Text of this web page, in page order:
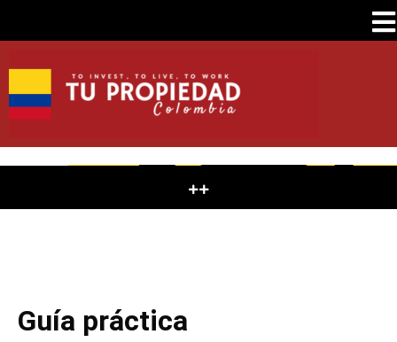
Guía práctica